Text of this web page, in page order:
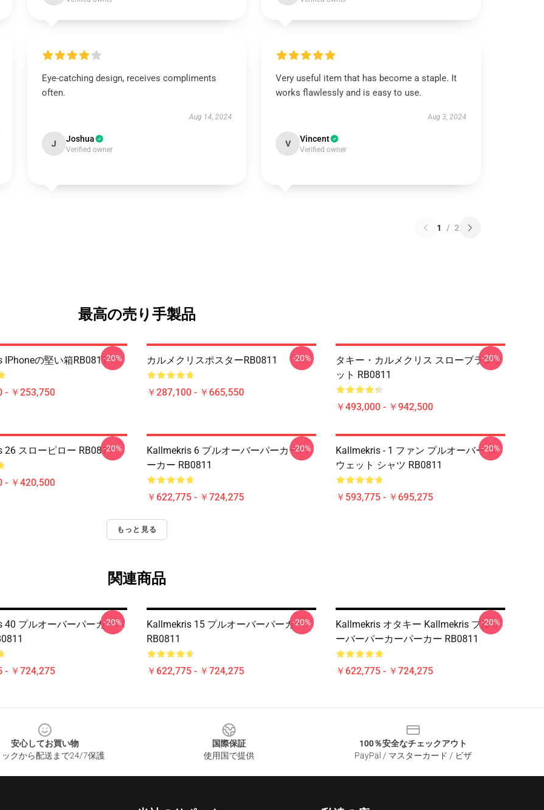
Eye-catching design, receives compliments
often.
Aug 14, 2024
J Joshua
Verified owner
Very useful item that has become a staple. It
works flawlessly and is easy to use.
Aug 3, 2024
V Vincent
Verified owner
1 / 2
最高の売り手製品
IPhoneの堅い箱RB0811
- ￥253,750
-20% カルメクリスポスターRB0811
￥287,100 - ￥665,550
-20%
タキー・カルメクリス スローブランケ
ット RB0811
￥493,000 - ￥942,500
-20%
26 スローピロー RB0811
- ￥420,500
-20%
Kallmekris 6 プルオーバーパーカーパ
ーカー RB0811
￥622,775 - ￥724,275
-20%
Kallmekris - 1 ファン プルオーバー ス
ウェット シャツ RB0811
￥593,775 - ￥695,275
-20%
もっと見る
関連商品
40 プルオーバーパーカーパ
- ￥724,275
-20%
Kallmekris 15 プルオーバーパーカー
RB0811
￥622,775 - ￥724,275
-20%
Kallmekris オタキー Kallmekris プルオ
ーバーパーカーパーカー RB0811
￥622,775 - ￥724,275
-20%
安心してお買い物
ックから配送まで24/7保護
国際保証
使用国で提供
100％安全なチェックアウト
PayPal / マスターカード / ビザ